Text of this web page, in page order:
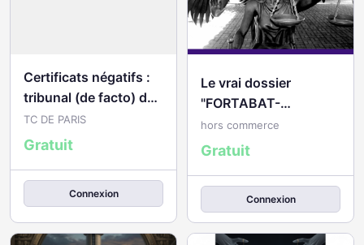
Certificats négatifs :
tribunal (de facto) de
commerce de Paris
TC DE PARIS
Gratuit
Connexion
Le vrai dossier
"FORTABAT-
LABATUT"
hors commerce
Gratuit
Connexion